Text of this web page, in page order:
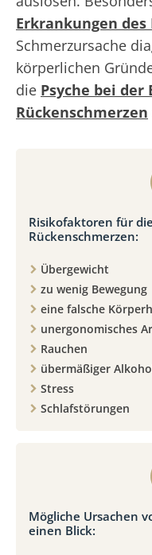
Erkrankungen
Schmerzursache
körperlichen
die Psyche bei der
Rückenschmerzen
Risikofaktoren für
Rückenschmerzen:
Übergewicht
zu wenig Bewegung
eine falsche
unergonomisches
Rauchen
übermäßiger
Stress
Schlafstörungen
Mögliche Ursachen
einen Blick: